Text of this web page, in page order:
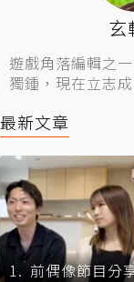
玄
遊戲角落編輯之
獨鍾，現在立志
最新文章
前偶像節目分